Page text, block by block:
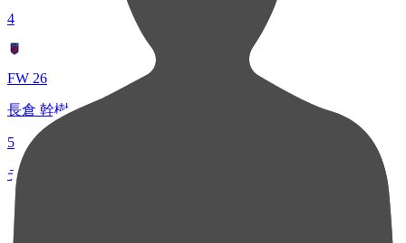
4
FW 26
長倉 幹樹
5
チャンスクリエイト総数